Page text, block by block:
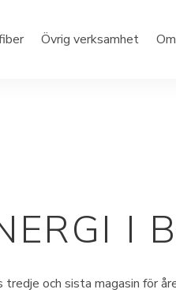
Övrig verksamhet
I
tredje och sista magasin för